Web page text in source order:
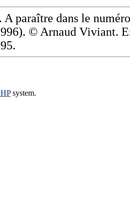
paraître dans le
© Arnaud Viviant.
system.